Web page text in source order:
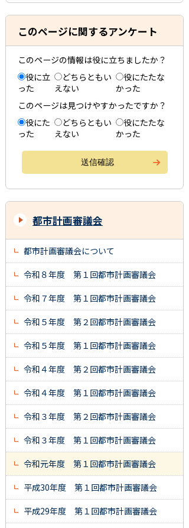
このページに関するアンケート
このページの情報は役に立ちましたか？
役に立
った
どちらともい
えない
役にたたな
かった
このページは見つけやすかったですか？
役にた
った
どちらともい
えない
役にたたな
かった
都市計画審議会
都市計画審議会について
令和８年度 第１回都市計画審議会
令和７年度 第１回都市計画審議会
令和５年度 第２回都市計画審議会
令和５年度 第１回都市計画審議会
令和４年度 第２回都市計画審議会
令和４年度 第１回都市計画審議会
令和３年度 第２回都市計画審議会
令和３年度 第１回都市計画審議会
令和元年度 第１回都市計画審議会
平成30年度 第１回都市計画審議会
平成29年度 第１回都市計画審議会